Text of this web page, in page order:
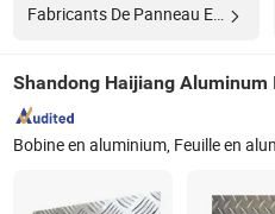
Fabricants De Panneau En Aluminium
Shandong Haijiang Aluminum